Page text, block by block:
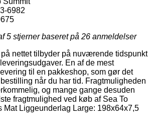
6982
5 stjerner baseret på 26 anmeldelser
nettet tilbyder på nuværende tidspunkt
En af de mest
til en pakkeshop, som gør det
når du har tid. Fragtmuligheden
og mange gange desuden
fragtmulighed ved køb af Sea To
Mat Liggeunderlag Large: 198x64x7,5